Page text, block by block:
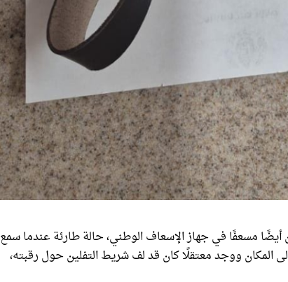
مسعفًا في جهاز الإسعاف الوطني، حالة طارئة عندما سمع
المكان ووجد معتقلًا كان قد لف شريط التفلين حول رقبته،